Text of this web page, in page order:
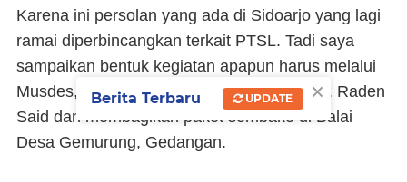
Karena ini persolan yang ada di Sidoarjo yang lagi
ramai diperbincangkan terkait PTSL. Tadi saya
sampaikan bentuk kegiatan apapun harus melalui
Musdes," kata Subandi usai meresmikan Jl. Raden
Said dan membagikan paket sembako di Balai
Desa Gemurung, Gedangan.
×
Berita Terbaru UPDATE